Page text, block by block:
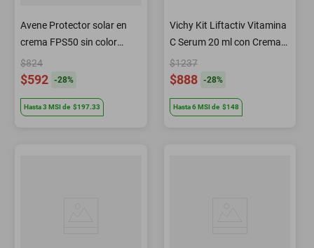
Avene Protector solar en
crema FPS50 sin color
acabado invisible para piel
sensible 50 ml
$824
$592 -28%
Hasta3 MSIde $197.33
Vichy Kit Liftactiv Vitamina
C Serum 20 ml con Crema
Retinol Noche 15 ml y Mini
Serum Activador de
$1237
$888 -28%
Hasta6MSIde $148